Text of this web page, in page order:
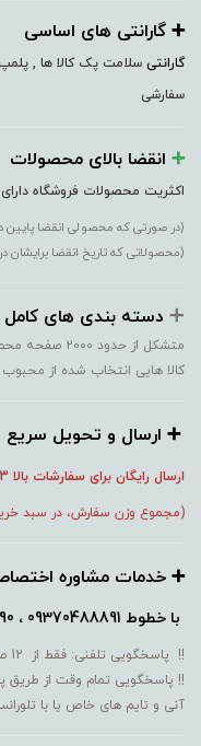
➕️ گارانتی های اساسی
گارانتی سلامت پک کالا ها ,
سفارشی
➕️ انقضا بالای محصولات
اکثریت محصولات فروشگاه دارای
(در صورتی که محصولی انقضا پایین
(محصولاتی که تاریخ انقضا برایشان
➕️ دسته بندی های کامل
متشکل از حدود ۲۰۰۰ صفحه محصول و ۵۰۰۰ قلم sku کالا
کالا هایی انتخاب شده از محبوب
➕️ ارسال و تحویل سریع
ارسال رایگان برای سفارشات بالا 3 میلیون که زیر ۷۵۰
(مجموع وزن سفارش، در سبد
➕️ خدمات مشاوره
با خطوط 09370488891 ، 09909736090
!! پاسخگویی تلفنی: فقط از 12 صبح الی 6 عصر
!! پاسخگویی تمام وقت از
آنی و تایم های خاص یا با